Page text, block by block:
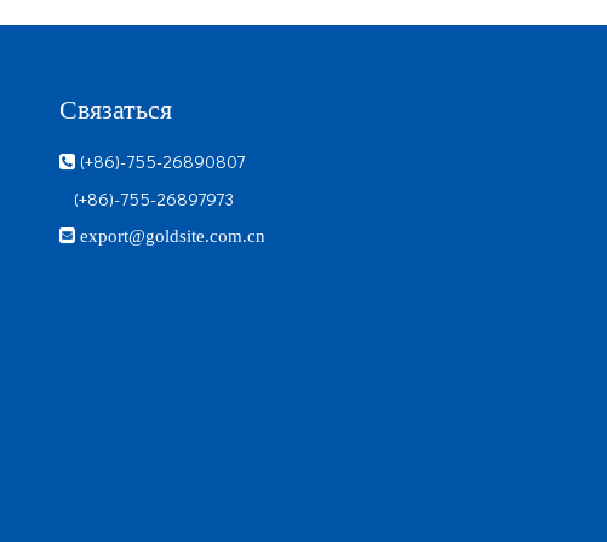
Связаться
 (+86)-755-26890807
(+86)-755-26897973
 export@goldsite.com.cn